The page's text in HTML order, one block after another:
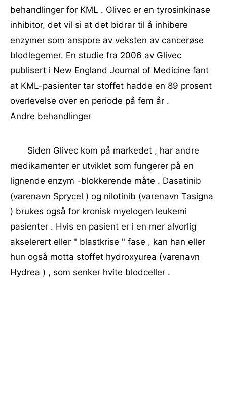
behandlinger for KML . Glivec er en tyrosinkinase
inhibitor, det vil si at det bidrar til å inhibere
enzymer som anspore av veksten av cancerøse
blodlegemer. En studie fra 2006 av Glivec
publisert i New England Journal of Medicine fant
at KML-pasienter tar stoffet hadde en 89 prosent
overlevelse over en periode på fem år .
Andre behandlinger
Siden Glivec kom på markedet , har andre
medikamenter er utviklet som fungerer på en
lignende enzym -blokkerende måte . Dasatinib
(varenavn Sprycel ) og nilotinib (varenavn Tasigna
) brukes også for kronisk myelogen leukemi
pasienter . Hvis en pasient er i en mer alvorlig
akselerert eller " blastkrise " fase , kan han eller
hun også motta stoffet hydroxyurea (varenavn
Hydrea ) , som senker hvite blodceller .